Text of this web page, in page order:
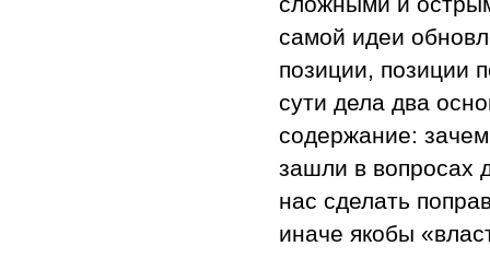
самой идеи
позиции, позиции
сути дела два
содержание:
зашли в вопросах
нас сделать
иначе якобы